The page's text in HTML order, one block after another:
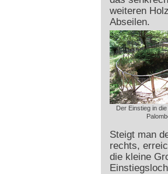
weiteren
Abseilen.
Der Einstieg in
Steigt man
rechts,
die kleine